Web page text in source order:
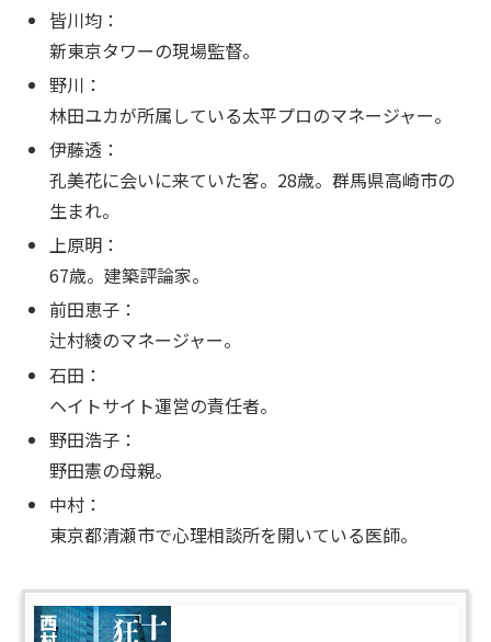
皆川均：
新東京タワーの現場監督。
野川：
林田ユカが所属している太平プロのマネージャー。
伊藤透：
孔美花に会いに来ていた客。28歳。群馬県高崎市の
生まれ。
上原明：
67歳。建築評論家。
前田恵子：
辻村綾のマネージャー。
石田：
ヘイトサイト運営の責任者。
野田浩子：
野田憲の母親。
中村：
東京都清瀬市で心理相談所を開いている医師。